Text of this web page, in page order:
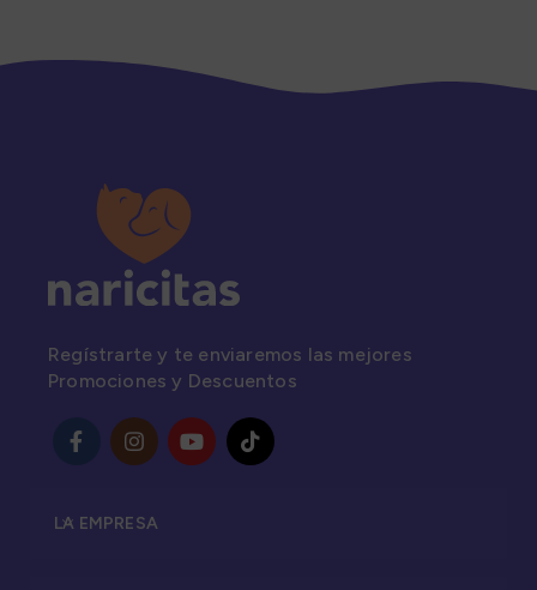
Regístrarte y te enviaremos las mejores
Promociones y Descuentos
LA EMPRESA